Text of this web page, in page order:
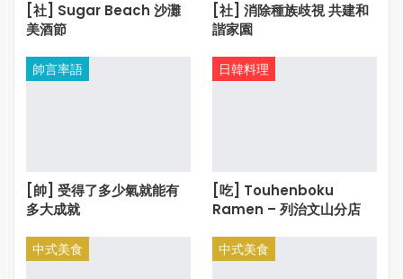
[社] Sugar Beach 沙灘
美酒節
[社] 消除種族歧視 共建和
諧家園
帥言率語
[帥] 受得了多少氣就能有
多大成就
日韓料理
[吃] Touhenboku
Ramen – 列治文山分店
中式美食 中式美食